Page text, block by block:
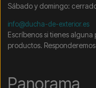
Sábado y domingo:
info@ducha-de-exterior.es
Escríbenos si tienes
productos.
Panorama